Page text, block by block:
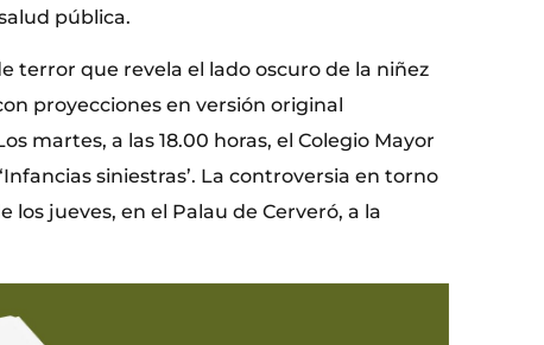
pública.
terror que revela el lado oscuro de la niñez
proyecciones en versión original
martes, a las 18.00 horas, el Colegio Mayor
siniestras’. La controversia en torno
jueves, en el Palau de Cerveró, a la